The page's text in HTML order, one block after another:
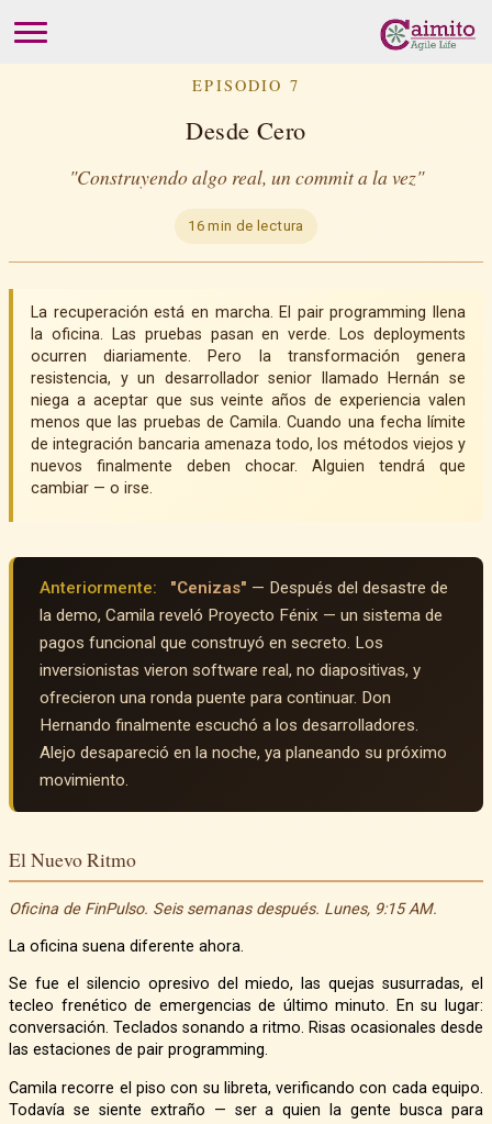
EPISODIO 7
Desde Cero
"Construyendo algo real, un commit a la vez"
16 min de lectura
La recuperación está en marcha. El pair programming llena
la oficina. Las pruebas pasan en verde. Los deployments
ocurren diariamente. Pero la transformación genera
resistencia, y un desarrollador senior llamado Hernán se
niega a aceptar que sus veinte años de experiencia valen
menos que las pruebas de Camila. Cuando una fecha límite
de integración bancaria amenaza todo, los métodos viejos y
nuevos finalmente deben chocar. Alguien tendrá que
cambiar — o irse.
Anteriormente: "Cenizas" — Después del desastre de
la demo, Camila reveló Proyecto Fénix — un sistema de
pagos funcional que construyó en secreto. Los
inversionistas vieron software real, no diapositivas, y
ofrecieron una ronda puente para continuar. Don
Hernando finalmente escuchó a los desarrolladores.
Alejo desapareció en la noche, ya planeando su próximo
movimiento.
El Nuevo Ritmo
Oficina de FinPulso. Seis semanas después. Lunes, 9:15 AM.
La oficina suena diferente ahora.
Se fue el silencio opresivo del miedo, las quejas susurradas, el
tecleo frenético de emergencias de último minuto. En su lugar:
conversación. Teclados sonando a ritmo. Risas ocasionales desde
las estaciones de pair programming.
Camila recorre el piso con su libreta, verificando con cada equipo.
Todavía se siente extraño — ser a quien la gente busca para